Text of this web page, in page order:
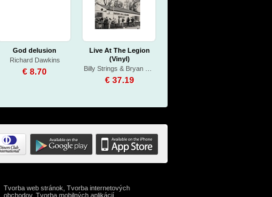
God delusion
Richard Dawkins
€ 8.70
Live At The Legion
(Vinyl)
€ 37.19
Tvorba web stránok Tvorba internetových
obchodov, Tvorba mobilných aplikácií